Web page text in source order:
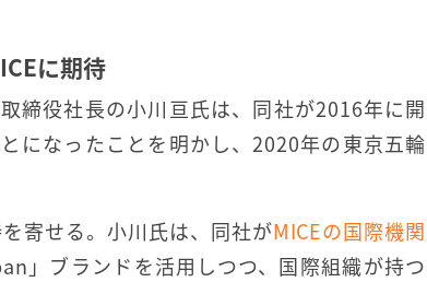
に期待
締役社長の小川亘氏は、同社が2016年に開
になったことを明かし、2020年の東京五輪
寄せる。小川氏は、同社がMICEの国際機関
」ブランドを活用しつつ、国際組織が持つ